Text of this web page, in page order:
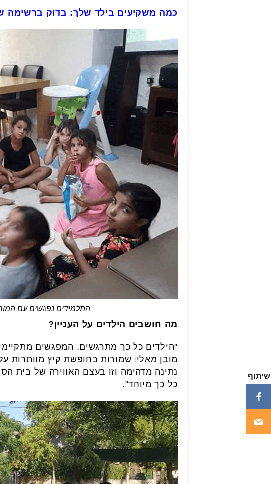
כמה משקיעים בילד שלך: בדוק ברשימה
התלמידים נפגשים עם
מה חושבים הילדים על העניין?
"הילדים כל כך מתרגשים. המפגשים
מובן מאליו שמורות בחופשת קיץ מוותרות
נתינה מדהימה וזו בעצם האווירה של בית
כל כך מיוחד".
שיתוף